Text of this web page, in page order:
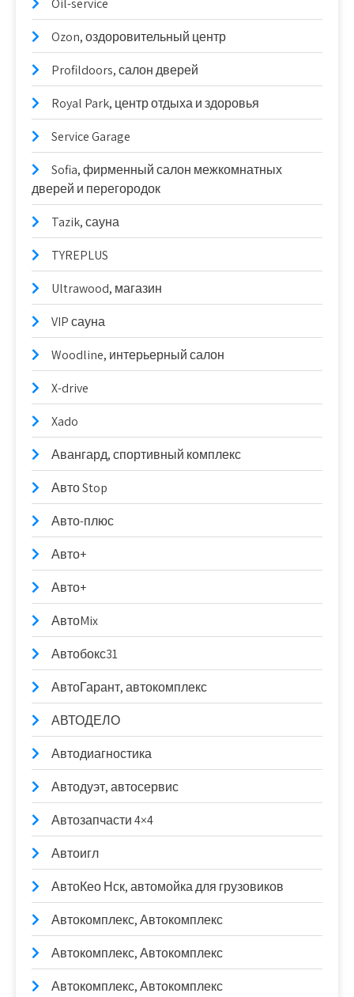
Oil-service
Ozon, оздоровительный центр
Profildoors, салон дверей
Royal Park, центр отдыха и здоровья
Service Garage
Sofia, фирменный салон межкомнатных
дверей и перегородок
Tazik, сауна
TYREPLUS
Ultrawood, магазин
VIP сауна
Woodline, интерьерный салон
X-drive
Xado
Авангард, спортивный комплекс
Авто Stop
Авто-плюс
Авто+
Авто+
АвтоMix
Автобокс31
АвтоГарант, автокомплекс
АВТОДЕЛО
Автодиагностика
Автодуэт, автосервис
Автозапчасти 4×4
Автоигл
АвтоКео Нск, автомойка для грузовиков
Автокомплекс, Автокомплекс
Автокомплекс, Автокомплекс
Автокомплекс, Автокомплекс